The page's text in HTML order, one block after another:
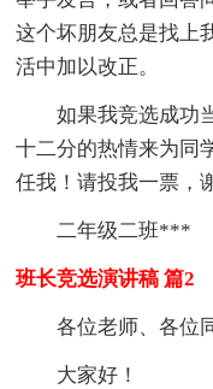
这个坏朋友总是找上
活中加以改正。
如果我竞选成功
十二分的热情来为同
任我！请投我一票，
二年级二班***
班长竞选演讲稿 篇2
各位老师、各位
大家好！